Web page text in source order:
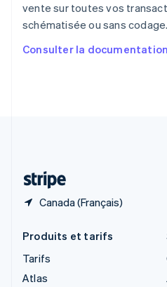
vente sur toutes vos
schématisée ou sans codage.
Consulter la documentation
Canada (Français)
Singapour
English简体中文
English
Produits et tarifs
Tarifs
Atlas